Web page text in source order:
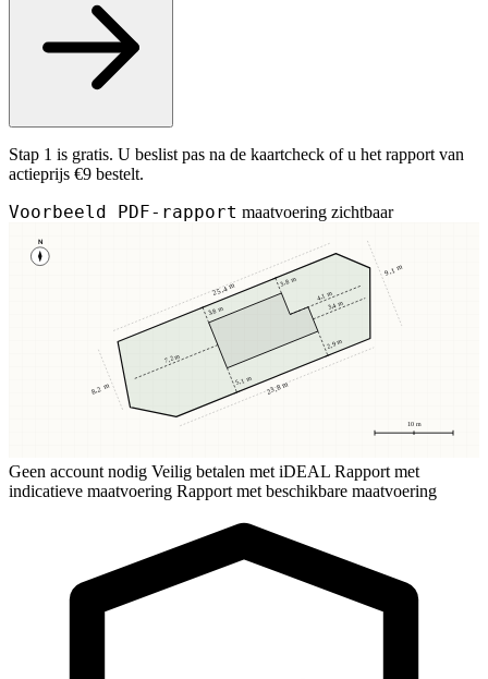
Stap 1 is gratis. U beslist pas na de kaartcheck of u het rapport van
actieprijs €9 bestelt.
Voorbeeld PDF-rapport maatvoering zichtbaar
N
10 m
3,8 m
3,8 m
5,1 m
2,9 m
7,2 m
3,4 m
4,1 m
25,4 m
23,8 m
8,2 m
9,1 m
Geen account nodig Veilig betalen met iDEAL Rapport met
indicatieve maatvoering Rapport met beschikbare maatvoering